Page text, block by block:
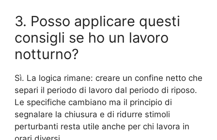
3. Posso applicare questi
consigli se ho un lavoro
notturno?
Sì. La logica rimane: creare un confine netto che
separi il periodo di lavoro dal periodo di riposo.
Le specifiche cambiano ma il principio di
segnalare la chiusura e di ridurre stimoli
perturbanti resta utile anche per chi lavora in